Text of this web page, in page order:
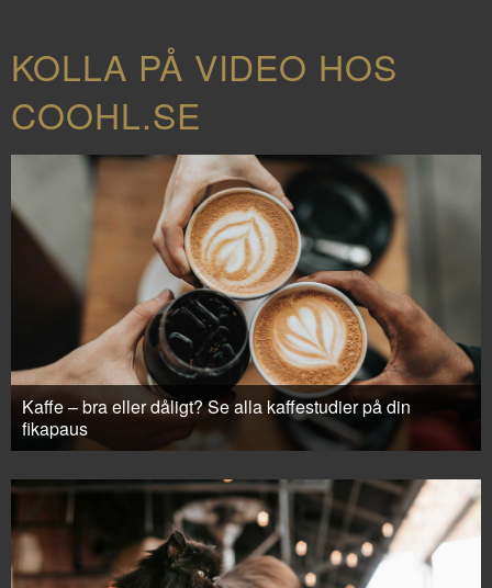
KOLLA PÅ VIDEO HOS
COOHL.SE
Kaffe – bra eller dåligt? Se alla kaffestudier på din
fikapaus